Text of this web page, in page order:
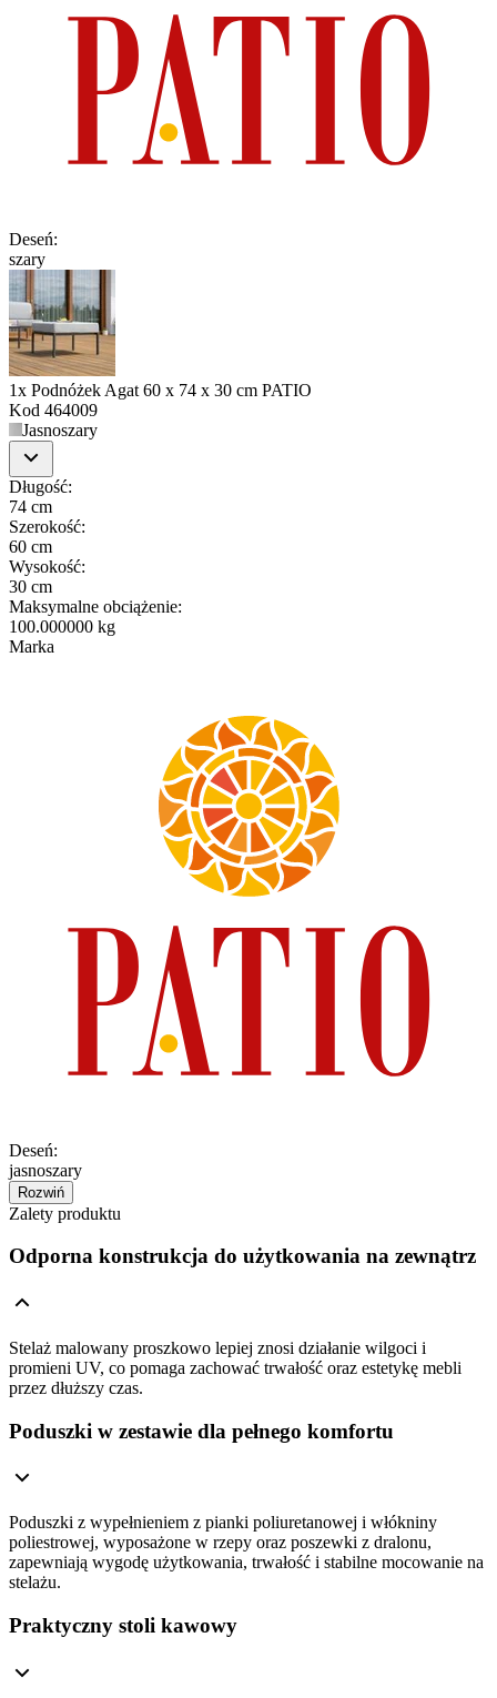
Deseń:
szary
1x Podnóżek Agat 60 x 74 x 30 cm PATIO
Kod 464009
Jasnoszary
Długość:
74 cm
Szerokość:
60 cm
Wysokość:
30 cm
Maksymalne obciążenie:
100.000000 kg
Marka
Deseń:
jasnoszary
Rozwiń
Zalety produktu
Odporna konstrukcja do użytkowania na zewnątrz
Stelaż malowany proszkowo lepiej znosi działanie wilgoci i
promieni UV, co pomaga zachować trwałość oraz estetykę mebli
przez dłuższy czas.
Poduszki w zestawie dla pełnego komfortu
Poduszki z wypełnieniem z pianki poliuretanowej i włókniny
poliestrowej, wyposażone w rzepy oraz poszewki z dralonu,
zapewniają wygodę użytkowania, trwałość i stabilne mocowanie na
stelażu.
Praktyczny stoli kawowy